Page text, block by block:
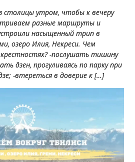
столицы утром, чтобы к вечеру
разные маршруты и
насыщенный трип в
озеро Илия, Некреси. Чем
-послушать тишину
дзен, прогуливаясь по парку при
-втереться в доверие к […]